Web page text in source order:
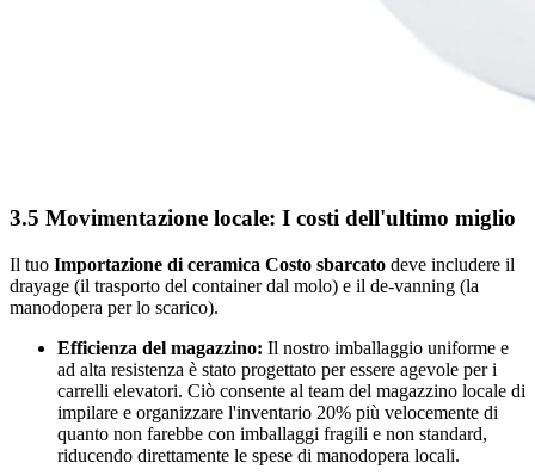
3.5 Movimentazione locale: I costi dell'ultimo miglio
Il tuo Importazione di ceramica Costo sbarcato deve includere il
drayage (il trasporto del container dal molo) e il de-vanning (la
manodopera per lo scarico).
Efficienza del magazzino: Il nostro imballaggio uniforme e
ad alta resistenza è stato progettato per essere agevole per i
carrelli elevatori. Ciò consente al team del magazzino locale di
impilare e organizzare l'inventario 20% più velocemente di
quanto non farebbe con imballaggi fragili e non standard,
riducendo direttamente le spese di manodopera locali.